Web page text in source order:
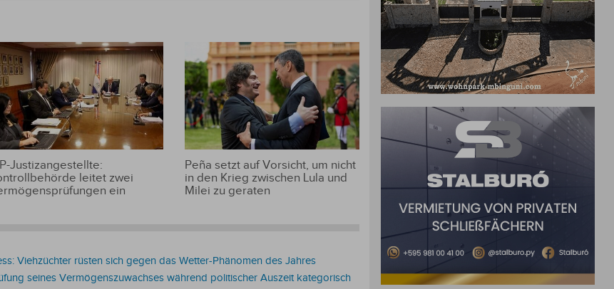
genießen
Justizangestellte:
leitet zwei
ein
Peña setzt auf Vorsicht, um nicht
in den Krieg zwischen Lula und
Milei zu geraten
Viehzüchter rüsten sich gegen das Wetter-Phänomen des Jahres
seines Vermögenszuwachses während politischer Auszeit kategorisch